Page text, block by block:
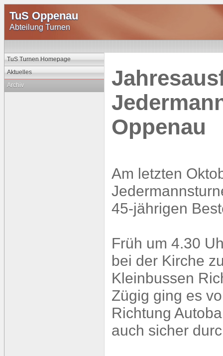
TuS Oppenau
Abteilung Turnen
TuS Turnen Homepage
Aktuelles
Archiv
Oppenau
Am letzten
45-jährigen
Früh um 4.30
bei der Kirche
Kleinbussen
Zügig ging es
Richtung
auch sicher